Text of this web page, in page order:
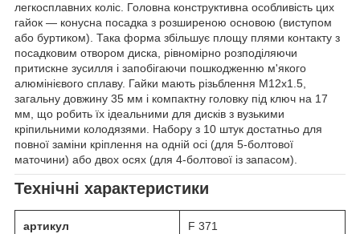
легкосплавних коліс. Головна конструктивна особливість цих
гайок — конусна посадка з розширеною основою (виступом
або буртиком). Така форма збільшує площу плями контакту з
посадковим отвором диска, рівномірно розподіляючи
притискне зусилля і запобігаючи пошкодженню м'якого
алюмінієвого сплаву. Гайки мають різьблення M12х1.5,
загальну довжину 35 мм і компактну головку під ключ на 17
мм, що робить їх ідеальними для дисків з вузькими
кріпильними колодязями. Набору з 10 штук достатньо для
повної заміни кріплення на одній осі (для 5-болтової
маточини) або двох осях (для 4-болтової із запасом).
Технічні характеристики
артикул F 371